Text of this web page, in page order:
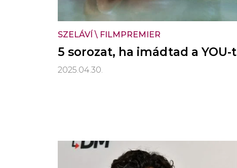
SZELÁVÍ \ FILMPREMIER
5 sorozat, ha imádtad a YOU-t
2025.04.30.